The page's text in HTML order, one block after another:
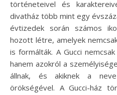
történeteivel és
divatház több mint egy
évtizedek során számos
hozott létre, amelyek
is formálták. A Gucci
hanem azokról a
állnak, és akiknek a
örökségével. A Gucci-ház